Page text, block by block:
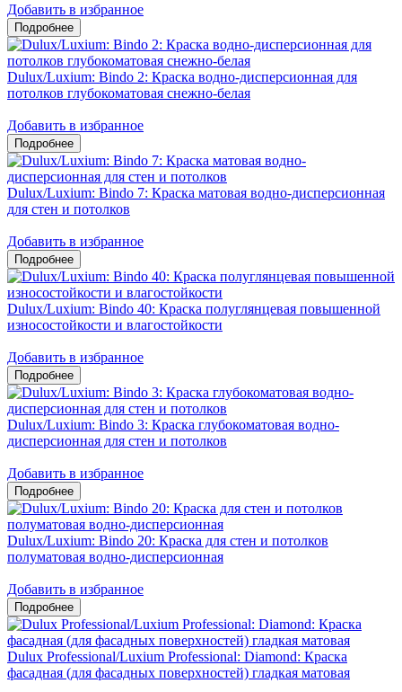
Добавить в избранное
Dulux/Luxium: Bindo 2: Краска водно-дисперсионная для
потолков глубокоматовая снежно-белая
Добавить в избранное
Dulux/Luxium: Bindo 7: Краска матовая водно-дисперсионная
для стен и потолков
Добавить в избранное
Dulux/Luxium: Bindo 40: Краска полуглянцевая повышенной
износостойкости и влагостойкости
Добавить в избранное
Dulux/Luxium: Bindo 3: Краска глубокоматовая водно-
дисперсионная для стен и потолков
Добавить в избранное
Dulux/Luxium: Bindo 20: Краска для стен и потолков
полуматовая водно-дисперсионная
Добавить в избранное
Dulux Professional/Luxium Professional: Diamond: Краска
фасадная (для фасадных поверхностей) гладкая матовая